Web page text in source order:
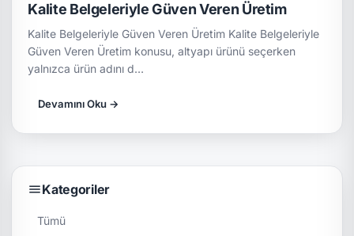
Kalite Belgeleriyle Güven Veren Üretim
Kalite Belgeleriyle Güven Veren Üretim Kalite Belgeleriyle
Güven Veren Üretim konusu, altyapı ürünü seçerken
yalnızca ürün adını d…
Devamını Oku →
Kategoriler
Tümü